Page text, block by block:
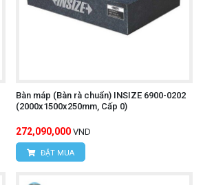
Bàn máp (Bàn rà chuẩn) INSIZE 6900-0202
(2000x1500x250mm, Cấp 0)
272,090,000 VND
ĐẶT MUA